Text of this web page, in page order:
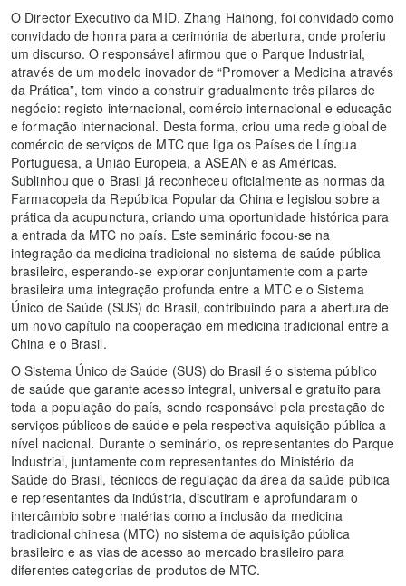
O Director Executivo da MID, Zhang Haihong, foi convidado como
convidado de honra para a cerimónia de abertura, onde proferiu
um discurso. O responsável afirmou que o Parque Industrial,
através de um modelo inovador de “Promover a Medicina através
da Prática”, tem vindo a construir gradualmente três pilares de
negócio: registo internacional, comércio internacional e educação
e formação internacional. Desta forma, criou uma rede global de
comércio de serviços de MTC que liga os Países de Língua
Portuguesa, a União Europeia, a ASEAN e as Américas.
Sublinhou que o Brasil já reconheceu oficialmente as normas da
Farmacopeia da República Popular da China e legislou sobre a
prática da acupunctura, criando uma oportunidade histórica para
a entrada da MTC no país. Este seminário focou-se na
integração da medicina tradicional no sistema de saúde pública
brasileiro, esperando-se explorar conjuntamente com a parte
brasileira uma integração profunda entre a MTC e o Sistema
Único de Saúde (SUS) do Brasil, contribuindo para a abertura de
um novo capítulo na cooperação em medicina tradicional entre a
China e o Brasil.
O Sistema Único de Saúde (SUS) do Brasil é o sistema público
de saúde que garante acesso integral, universal e gratuito para
toda a população do país, sendo responsável pela prestação de
serviços públicos de saúde e pela respectiva aquisição pública a
nível nacional. Durante o seminário, os representantes do Parque
Industrial, juntamente com representantes do Ministério da
Saúde do Brasil, técnicos de regulação da área da saúde pública
e representantes da indústria, discutiram e aprofundaram o
intercâmbio sobre matérias como a inclusão da medicina
tradicional chinesa (MTC) no sistema de aquisição pública
brasileiro e as vias de acesso ao mercado brasileiro para
diferentes categorias de produtos de MTC.